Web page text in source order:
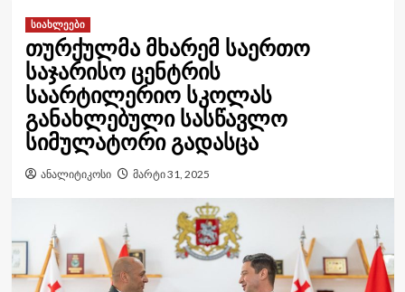
სიახლეები
თურქულმა მხარემ საერთო
საჯარისო ცენტრის
საარტილერიო სკოლას
განახლებული სასწავლო
სიმულატორი გადასცა
ანალიტიკოსი მარტი 31, 2025